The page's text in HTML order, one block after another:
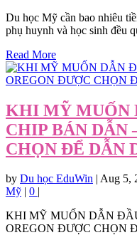
Du học Mỹ cần bao nhiêu
phụ huynh và học sinh đều
Read More
KHI MỸ MUỐN
CHIP BÁN DẪN
CHỌN ĐỂ DẪN
by Du học EduWin | Aug 5,
Mỹ | 0 |
KHI MỸ MUỐN DẪN
OREGON ĐƯỢC CHỌN